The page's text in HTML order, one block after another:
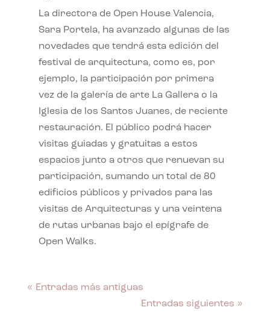
La directora de Open House Valencia,
Sara Portela, ha avanzado algunas de las
novedades que tendrá esta edición del
festival de arquitectura, como es, por
ejemplo, la participación por primera
vez de la galería de arte La Gallera o la
Iglesia de los Santos Juanes, de reciente
restauración. El público podrá hacer
visitas guiadas y gratuitas a estos
espacios junto a otros que renuevan su
participación, sumando un total de 80
edificios públicos y privados para las
visitas de Arquitecturas y una veintena
de rutas urbanas bajo el epígrafe de
Open Walks.
« Entradas más antiguas
Entradas siguientes »